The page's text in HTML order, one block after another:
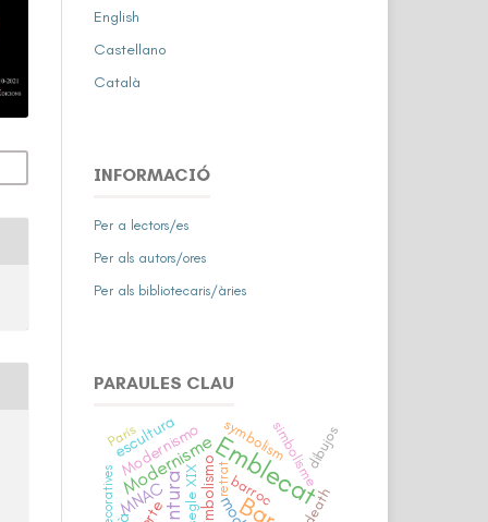
English
Castellano
Català
INFORMACIÓ
Per a lectors/es
Per als autors/ores
Per als bibliotecaris/àries
PARAULES CLAU
Emblecat
pintura
Modernisme
MNAC Simbolismo
Modernismo
escultura symbolism
death
simbolismedibujos
segle XIX barroc
París
retrat